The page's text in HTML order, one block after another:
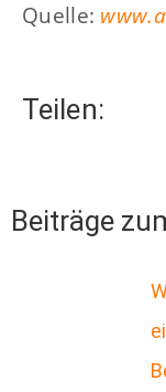
Quelle:
Teilen:
Beiträge